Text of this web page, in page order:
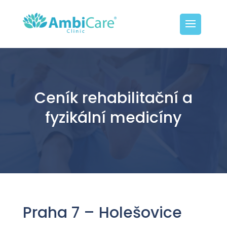
Ceník rehabilitační a
fyzikální medicíny
Praha 7 – Holešovice